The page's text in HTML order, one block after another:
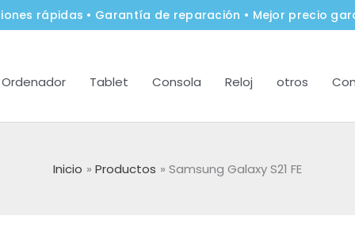
rápidas • Garantía de reparación • Mejor precio
Ordenador Tablet Consola Reloj otros
Inicio Productos Samsung Galaxy S21 FE